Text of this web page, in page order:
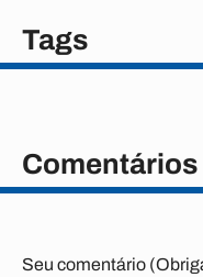
Tags
Comentários
Seu comentário